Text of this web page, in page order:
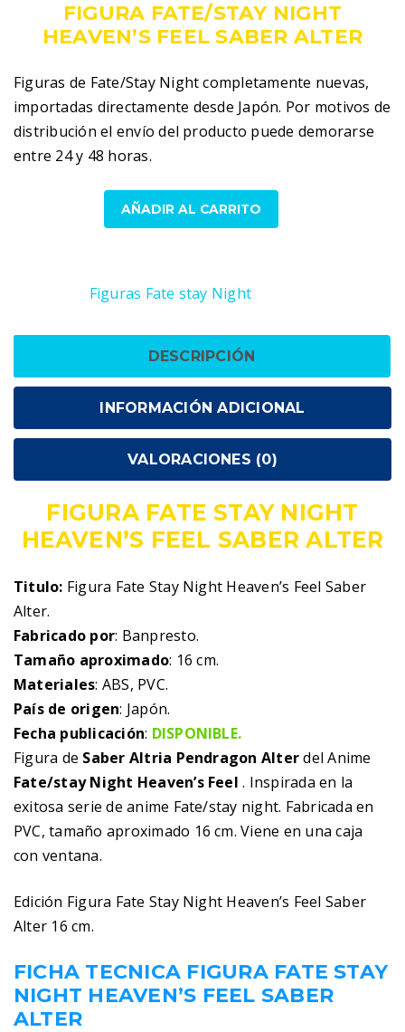
FIGURA FATE/STAY NIGHT
HEAVEN’S FEEL SABER ALTER
Figuras de Fate/Stay Night completamente nuevas,
importadas directamente desde Japón. Por motivos de
distribución el envío del producto puede demorarse
entre 24 y 48 horas.
Alter
AÑADIR AL CARRITO
Figuras Fate stay Night
DESCRIPCIÓN
INFORMACIÓN ADICIONAL
VALORACIONES (0)
FIGURA FATE STAY NIGHT
HEAVEN’S FEEL SABER ALTER
Titulo: Figura Fate Stay Night Heaven’s Feel Saber
Alter.
Fabricado por: Banpresto.
Tamaño aproximado: 16 cm.
Materiales: ABS, PVC.
País de origen: Japón.
Fecha publicación: DISPONIBLE.
Figura de Saber Altria Pendragon Alterdel Anime
Fate/stay Night Heaven’s Feel. Inspirada en la
exitosa serie de anime Fate/stay night. Fabricada en
PVC, tamaño aproximado 16 cm. Viene en una caja
con ventana.
Edición Figura Fate Stay Night Heaven’s Feel Saber
Alter 16 cm.
FICHA TECNICA FIGURA FATE STAY
NIGHT HEAVEN’S FEEL SABER
ALTER